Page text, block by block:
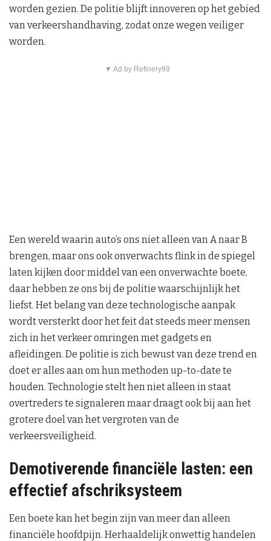
worden gezien. De politie blijft innoveren op het gebied
van verkeershandhaving, zodat onze wegen veiliger
worden.
▼ Ad by Refinery89
Een wereld waarin auto’s ons niet alleen van A naar B
brengen, maar ons ook onverwachts flink in de spiegel
laten kijken door middel van een onverwachte boete,
daar hebben ze ons bij de politie waarschijnlijk het
liefst. Het belang van deze technologische aanpak
wordt versterkt door het feit dat steeds meer mensen
zich in het verkeer omringen met gadgets en
afleidingen. De politie is zich bewust van deze trend en
doet er alles aan om hun methoden up-to-date te
houden. Technologie stelt hen niet alleen in staat
overtreders te signaleren maar draagt ook bij aan het
grotere doel van het vergroten van de
verkeersveiligheid.
Demotiverende financiële lasten: een
effectief afschriksysteem
Een boete kan het begin zijn van meer dan alleen
financiële hoofdpijn. Herhaaldelijk onwettig handelen